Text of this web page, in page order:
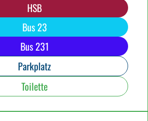
HSB
Bus 23
Bus 231
Parkplatz
Toilette